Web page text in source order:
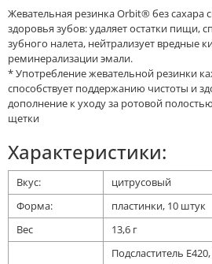
Жевательная резинка Orbit® без сахара
здоровья зубов: удаляет остатки пищи,
зубного налета, нейтрализует вредные
реминерализации эмали.
* Употребление жевательной резинки
способствует поддержанию чистоты и
дополнение к уходу за ротовой
щетки
Характеристики:
Вкус:
цитрусовый
Форма:
пластинки, 10 штук
Вес
13,6 г
Подсластитель